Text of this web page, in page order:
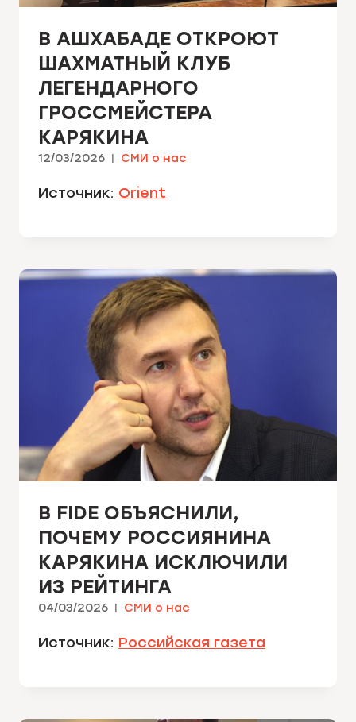
В АШХАБАДЕ ОТКРОЮТ
ШАХМАТНЫЙ КЛУБ
ЛЕГЕНДАРНОГО
ГРОССМЕЙСТЕРА
КАРЯКИНА
12/03/2026 СМИ о нас
Источник: Orient
В FIDE ОБЪЯСНИЛИ,
ПОЧЕМУ РОССИЯНИНА
КАРЯКИНА ИСКЛЮЧИЛИ
ИЗ РЕЙТИНГА
04/03/2026 СМИ о нас
Источник: Российская газета